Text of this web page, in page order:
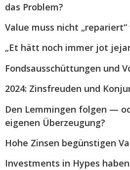
das Problem?
Value muss nicht
„Et hätt noch immer jot
Fondsausschüttungen und
2024: Zinsfreuden und
Den Lemmingen folgen —
eigenen Überzeugung?
Hohe Zinsen begünstigen
Investments in Hypes